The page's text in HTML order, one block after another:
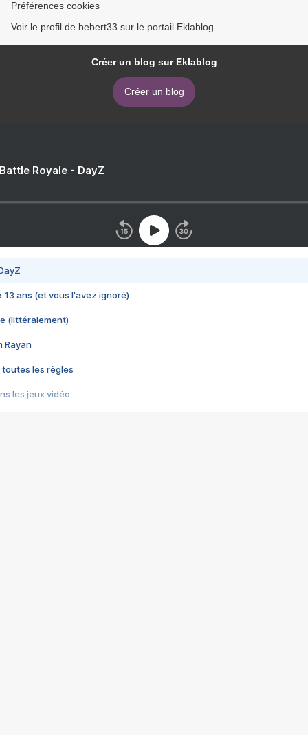
Préférences cookies
Voir le profil de bebert33 sur le portail Eklablog
Créer un blog sur Eklablog
Créer un blog
Royale - DayZ
13 ans (et vous l'avez ignoré)
(littéralement)
Rayan
toutes les règles
les jeux vidéo